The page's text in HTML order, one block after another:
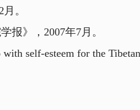
。
》，2007年7月。
self-esteem for the